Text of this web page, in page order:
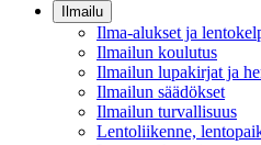
Ilmailu
Ilma-alukset ja
Ilmailun koulutus
Ilmailun lupakirjat ja
Ilmailun säädökset
Ilmailun turvallisuus
Lentoliikenne,